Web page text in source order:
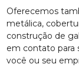
Oferecemos
metálica,
construção de
em contato para
você ou seu